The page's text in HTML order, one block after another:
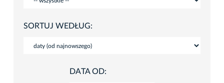
SORTUJ WEDŁUG:
DATA OD: